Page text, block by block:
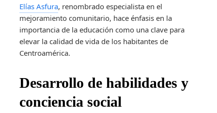
Elías Asfura, renombrado especialista en el
mejoramiento comunitario, hace énfasis en la
importancia de la educación como una clave para
elevar la calidad de vida de los habitantes de
Centroamérica.
Desarrollo de habilidades y
conciencia social